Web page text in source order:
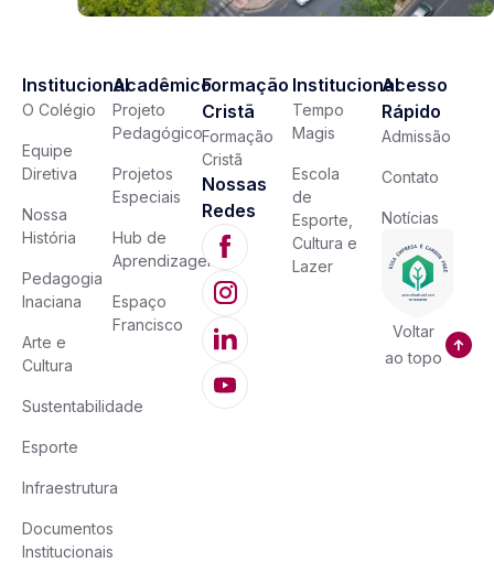
Institucional
O Colégio
Equipe
Diretiva
Nossa
História
Pedagogia
Inaciana
Arte e
Cultura
Sustentabilidade
Esporte
Infraestrutura
Documentos
Institucionais
Acadêmico
Projeto
Pedagógico
Projetos
Especiais
Hub de
Aprendizagem
Espaço
Francisco
Formação
Cristã
Formação
Cristã
Nossas
Redes
Institucional
Tempo
Magis
Escola
de
Esporte,
Cultura e
Lazer
Acesso
Rápido
Admissão
Contato
Notícias
Voltar
ao topo